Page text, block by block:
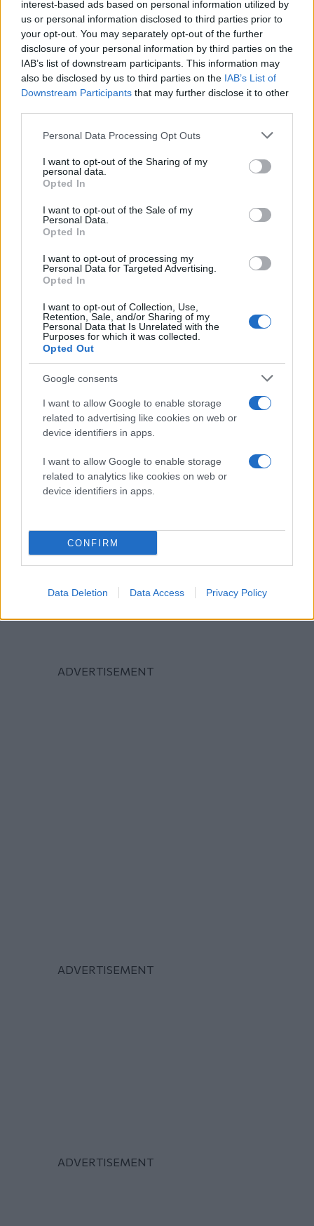
interest-based ads based on personal information utilized by
us or personal information disclosed to third parties prior to
your opt-out. You may separately opt-out of the further
disclosure of your personal information by third parties on the
IAB’s list of downstream participants. This information may
also be disclosed by us to third parties on the IAB’s List of
Downstream Participants that may further disclose it to other
Please note that this website/app uses one or more Google
not limited to your visit or usage behaviour. You may click to
grant or deny consent to Google and its third-party tags to
use your data for below specified purposes in below Google
consent section.
Personal Data Processing Opt Outs
I want to opt-out of the Sharing of my
personal data.
Opted In
I want to opt-out of the Sale of my
Personal Data.
Opted In
I want to opt-out of processing my
Personal Data for Targeted Advertising.
Opted In
I want to opt-out of Collection, Use,
Retention, Sale, and/or Sharing of my
Personal Data that Is Unrelated with the
Purposes for which it was collected.
Opted Out
Google consents
I want to allow Google to enable storage
related to advertising like cookies on web or
device identifiers in apps.
I want to allow Google to enable storage
related to analytics like cookies on web or
device identifiers in apps.
CONFIRM
Data Deletion Data Access Privacy Policy
Τροφοδοτώντας τις ανησυχίες πως ο πόλεμοςθα εξαπλωθεί
ξανά, ο στρατός τουΙσραήλανακοίνωσε νωρίς το πρωί ότι
κατέρριψε «εναέριο ύποπτο στόχο από τηνΥεμένη » --
drone--, προτού συμπληρωθούν 24 ώρες από την
ανακοίνωση των σιιτών ανταρτών
Χούθι
, που ελέγχουν
μεγάλο μέρος της χώρας αυτής, πως επιτέθηκαν εναντίον
Ισραήλκαι ότι κηρύσσουν απαγόρευση της ναυσιπλοΐας
θαλάσσια αρτηρία στρατηγικής σημασίας.
Με αυτό το φόντο, οι τιμές τουπετρελαίου
κατέγραφαν
άνοδο τις πρώτες πρωινές ώρες σήμερα, αν και όχι μεγάλη,
παρά την αναστολή των
βαρελιού τουΜπρεντ Βόρειας Θάλασσας
, ποικιλίας
αναφοράς στις διεθνείς αγορές, αυξήθηκε κατά 1,25%
94,25 δολάρια, αυτή του βαρελιού του
Intermediate (WTI)
0,84% , στα 91,30 δολάρια
Κάνε κλικ και δες περισσότερο
αναζήτηση της Google
Πρόσθεσέ το στηνGoogle
ΔΙΕΘΝΗ Μέση Ανατολή Ιράν ΗΠΑ Ισραήλ
Λίβανος
Πετρέλαιο καύσιμα Οικονομία